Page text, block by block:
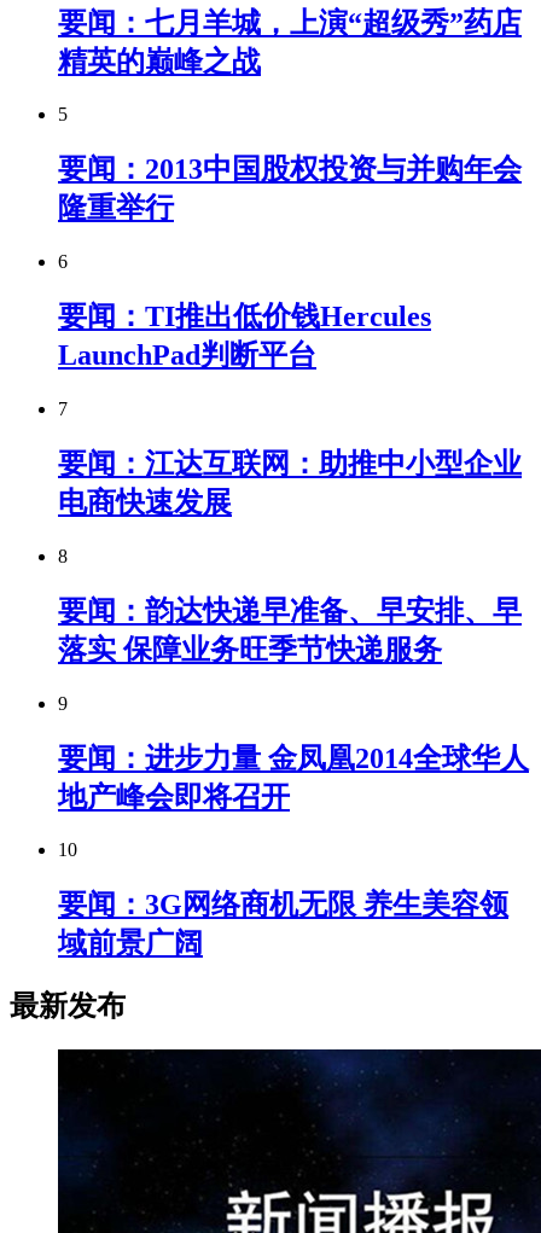
要闻：七月羊城，上演“超级秀”药店
精英的巅峰之战
5
要闻：2013中国股权投资与并购年会
隆重举行
6
要闻：TI推出低价钱Hercules
LaunchPad判断平台
7
要闻：江达互联网：助推中小型企业
电商快速发展
8
要闻：韵达快递早准备、早安排、早
落实 保障业务旺季节快递服务
9
要闻：进步力量 金凤凰2014全球华人
地产峰会即将召开
10
要闻：3G网络商机无限 养生美容领
域前景广阔
最新发布